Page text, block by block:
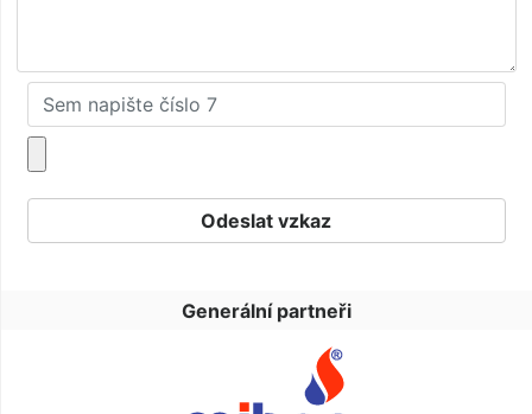
Generální partneři